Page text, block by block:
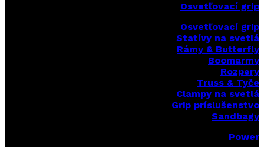
Osvetľovací grip
Osvetľovací grip
Statívy na svetlá
Rámy & Butterfly
Boomarmy
Rozpery
Truss & Tyče
Clampy na svetlá
Grip príslušenstvo
Sandbagy
Power